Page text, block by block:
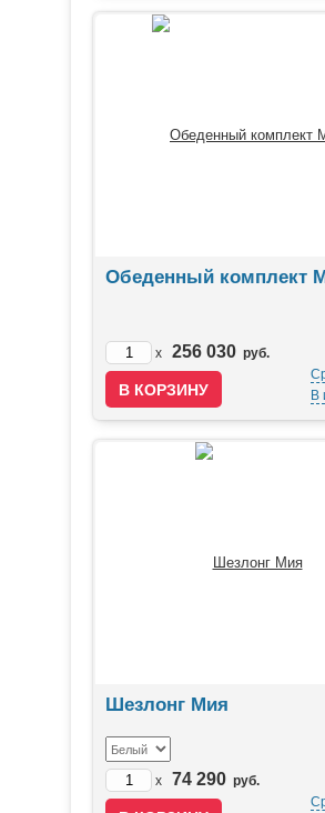
Обеденный комплект
x 256 030 руб.
В
Шезлонг Мия
x 74 290 руб.